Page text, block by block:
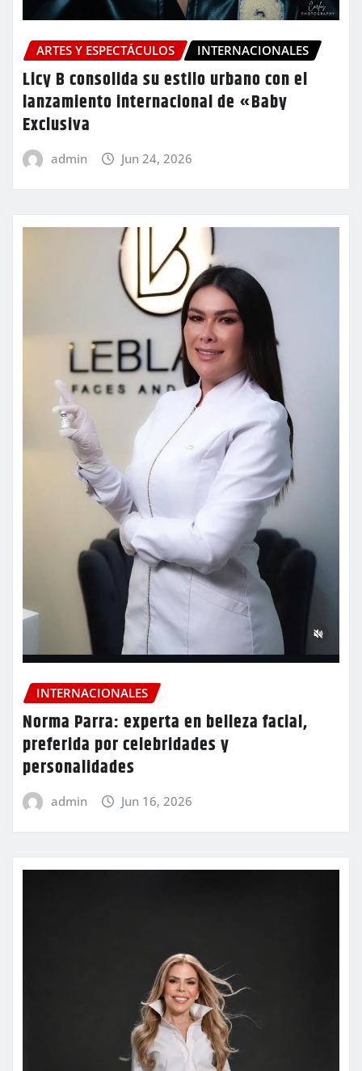
ARTES Y ESPECTÁCULOS INTERNACIONALES
Licy B consolida su estilo urbano con el
lanzamiento internacional de «Baby
Exclusiva
admin Jun 24, 2026
INTERNACIONALES
Norma Parra: experta en belleza facial,
preferida por celebridades y
personalidades
admin Jun 16, 2026